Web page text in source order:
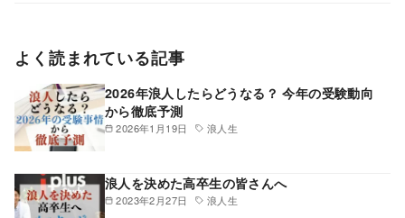
よく読まれている記事
2026年1月19日 浪人生
2026年浪人したらどうなる？ 今年の受験動向
から徹底予測
2023年2月27日 浪人生
浪人を決めた高卒生の皆さんへ